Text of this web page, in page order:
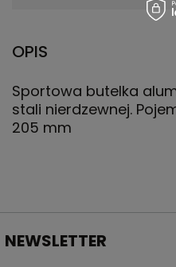
OPIS
Sportowa butelka
stali nierdzewnej.
205 mm
NEWSLETTER